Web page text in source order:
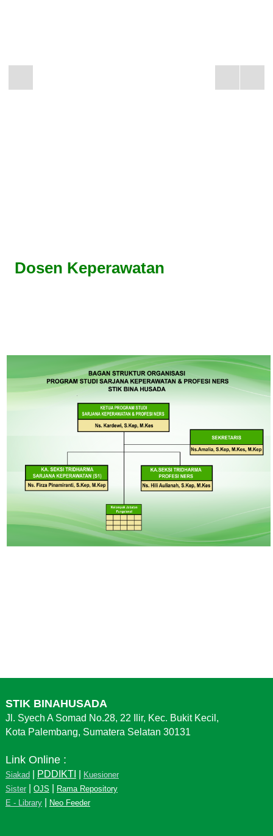
Dosen Keperawatan
STIK BINAHUSADA
Jl. Syech A Somad No.28, 22 Ilir, Kec. Bukit Kecil,
Kota Palembang, Sumatera Selatan 30131
Link Online :
Siakad| PDDIKTI
Kuesioner
Sister| OJS
Rama Repository
E - Library| Neo Feeder